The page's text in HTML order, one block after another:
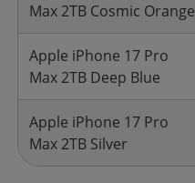
Max 2TB Cosmic Orange
Apple iPhone 17 Pro
Max 2TB Deep Blue
Apple iPhone 17 Pro
Max 2TB Silver